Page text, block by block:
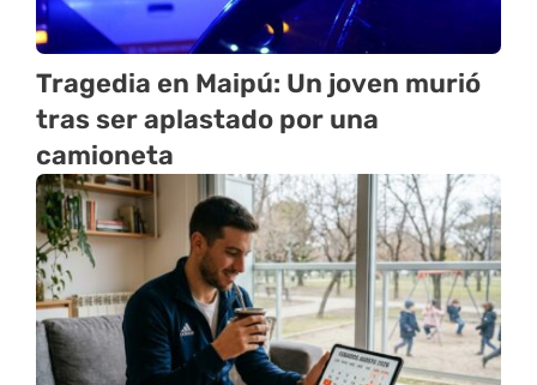
Tragedia en Maipú: Un joven murió
tras ser aplastado por una
camioneta